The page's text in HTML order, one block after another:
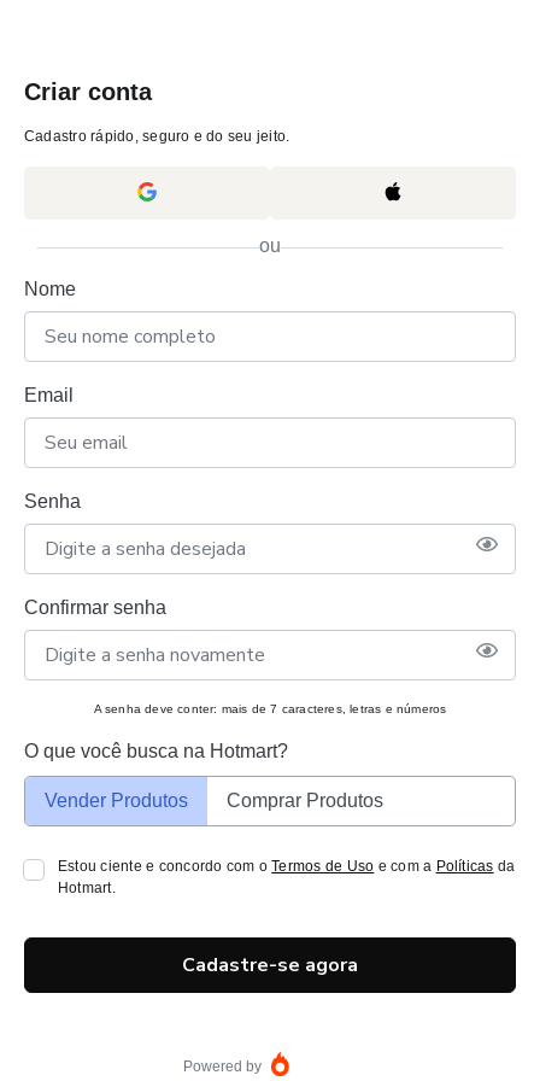
Criar conta
Cadastro rápido, seguro e do seu jeito.
ou
Nome
Email
Senha
Confirmar senha
A senha deve conter: mais de 7 caracteres, letras e números
O que você busca na Hotmart?
Vender Produtos Comprar Produtos
Estou ciente e concordo com oTermos de Uso e com a Políticas da
Hotmart.
Cadastre-se agora
Powered by